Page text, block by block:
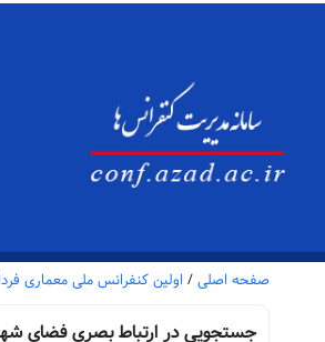
صفحه اصلی / اولین کنفرانس ملی معماری
جستجویی در ارتباط بصری فضای